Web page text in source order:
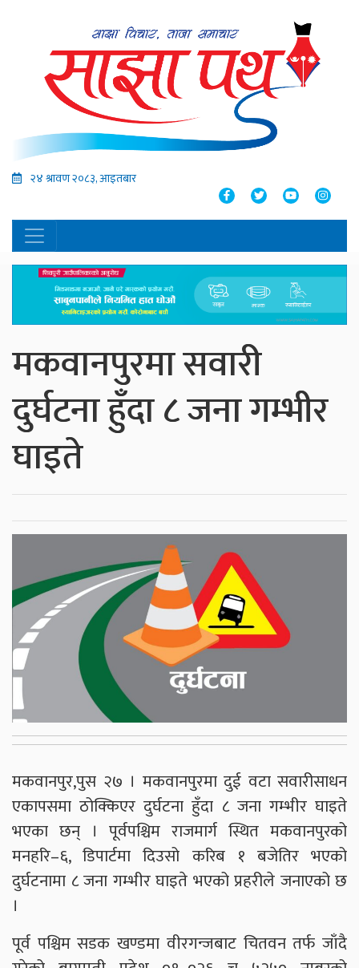
२४ श्रावण २०८३, आइतबार
मकवानपुरमा सवारी
दुर्घटना हुँदा ८ जना गम्भीर
घाइते
मकवानपुर,पुस २७ । मकवानपुरमा दुई वटा सवारीसाधन
एकापसमा ठोक्किएर दुर्घटना हुँदा ८ जना गम्भीर घाइते
भएका छन् । पूर्वपश्चिम राजमार्ग स्थित मकवानपुरको
मनहरि–६, डिपार्टमा दिउसो करिब १ बजेतिर भएको
दुर्घटनामा ८ जना गम्भीर घाइते भएको प्रहरीले जनाएको छ
।
पूर्व पश्चिम सडक खण्डमा वीरगन्जबाट चितवन तर्फ जाँदै